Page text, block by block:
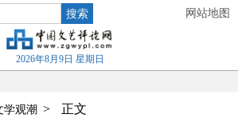
搜索 网站地图
2026年8月9日 星期日
学观潮 > 正文